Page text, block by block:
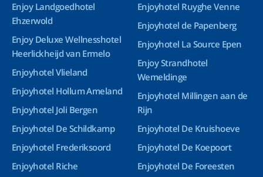
Enjoy Landgoedhotel
Ehzerwold
Enjoy Deluxe Wellnesshotel
Heerlickheijd van Ermelo
Enjoyhotel Vlieland
Enjoyhotel Hollum Ameland
Enjoyhotel Joli Bergen
Enjoyhotel De Schildkamp
Enjoyhotel Frederiksoord
Enjoyhotel Riche
Enjoyhotel Ruyghe Venne
Enjoyhotel de Papenberg
Enjoyhotel La Source Epen
Enjoy Strandhotel
Wemeldinge
Enjoyhotel Millingen aan de
Rijn
Enjoyhotel De Kruishoeve
Enjoyhotel De Koepoort
Enjoyhotel De Foreesten